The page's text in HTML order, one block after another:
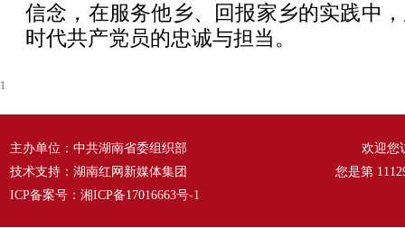
信念，在服务他乡、回报家乡的实践中
时代共产党员的忠诚与担当。
1
主办单位：中共湖南省委组织部
技术支持：湖南红网新媒体集团
ICP备案号： 湘ICP备17016663号-1
欢迎您
您是第